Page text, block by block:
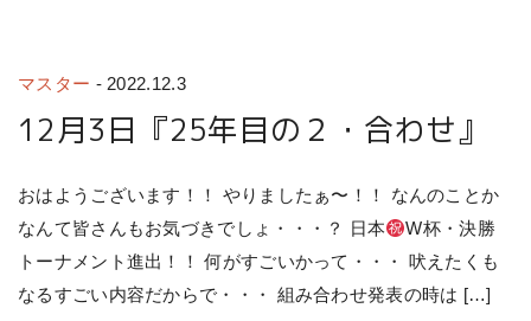
マスター - 2022.12.3
12月3日『25年目の２・合わせ』
おはようございます！！ やりましたぁ〜！！ なんのことか
なんて皆さんもお気づきでしょ・・・？ 日本
W杯・決勝
トーナメント進出！！ 何がすごいかって・・・ 吠えたくも
なるすごい内容だからで・・・ 組み合わせ発表の時は […]